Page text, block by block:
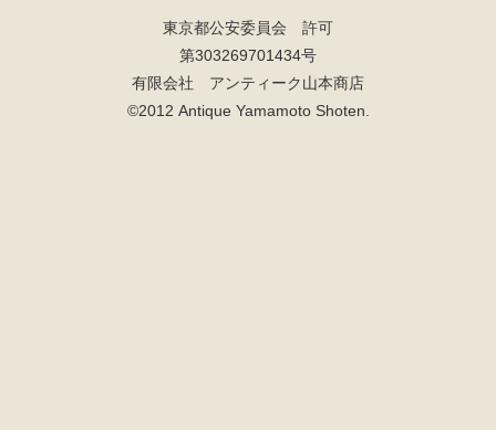
東京都公安委員会 許可
第303269701434号
有限会社 アンティーク山本商店
©2012 Antique Yamamoto Shoten.